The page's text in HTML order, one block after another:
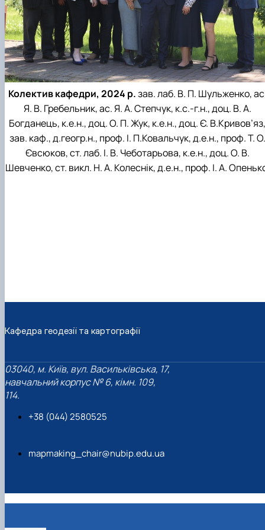
Колектив кафедри, 2024 р.зав. лаб. В. П. Шульженко,
Я. В. Гребельник, ас. Я. А. Степчук, к.с.-г.н., доц. В. А.
Богданець, к.е.н., доц. О. П. Жук, к.е.н., доц. Є. В.Кривов’яз,
зав. каф., д.геогр.н., проф. І. П.Ковальчук, д.е.н., проф. Т. О.
Євсюков, ст. лаб. І. В. Чеботарьова, к.е.н., доц. О. В.
Шевченко, ст. викл. Н. А. Колеснік, д.е.н., проф. І. А.
Кафедра геодезії та картографії
03040, м. Київ, вул. Васильківська, 17,
навчальний корпус № 6, кімн. 109,
114.
+38 (044) 2580525
mapmaking_chair@nubip.edu.ua